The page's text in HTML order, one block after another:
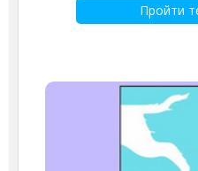
Пройти